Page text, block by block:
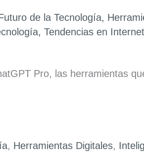
de la Tecnología,
, Tendencias en Internet
Pro, las herramientas
, Herramientas Digitales,